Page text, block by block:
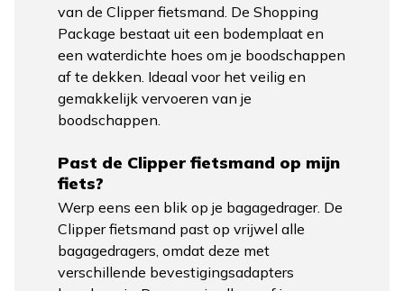
van de Clipper fietsmand. De Shopping
Package bestaat uit een bodemplaat en
een waterdichte hoes om je boodschappen
af te dekken. Ideaal voor het veilig en
gemakkelijk vervoeren van je
boodschappen.
Past de Clipper fietsmand op mijn
fiets?
Werp eens een blik op je bagagedrager. De
Clipper fietsmand past op vrijwel alle
bagagedragers, omdat deze met
verschillende bevestigingsadapters